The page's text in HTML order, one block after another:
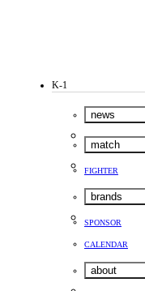
K-1
news
match
FIGHTER
brands
SPONSOR
CALENDAR
about